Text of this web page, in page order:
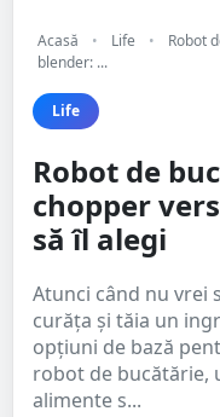
Acasă • Life •
Robot
blender: ...
Life
Robot de
chopper
să îl alegi
Atunci când nu vrei
curăța și tăia un
opțiuni de bază
robot de bucătărie,
alimente s...